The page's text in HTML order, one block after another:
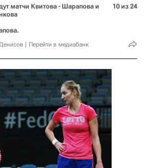
матчи Квитова - Шарапова и
Перейти в медиабанк
10 из 24